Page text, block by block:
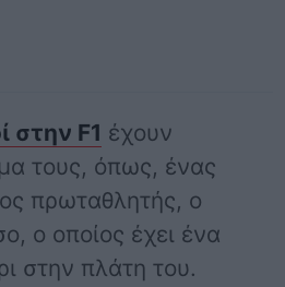
στην F1 έχουν
τους, όπως, ένας
πρωταθλητής, ο
ο οποίος έχει ένα
στην πλάτη του.